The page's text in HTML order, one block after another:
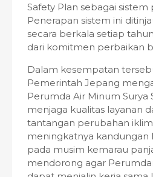
Safety Plan sebagai sistem
Penerapan sistem ini
secara berkala setiap
dari komitmen perbaikan
Dalam kesempatan
Pemerintah Jepang
Perumda Air Minum Surya
menjaga kualitas layanan
tantangan perubahan
meningkatnya kandungan
pada musim kemarau
mendorong agar